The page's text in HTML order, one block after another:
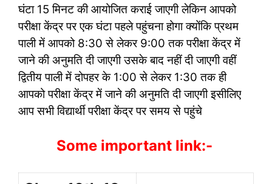
घंटा 15 मिनट की आयोजित कराई जाएगी लेकिन आपको
परीक्षा केंद्र पर एक घंटा पहले पहुंचना होगा क्योंकि प्रथम
पाली में आपको 8:30 से लेकर 9:00 तक परीक्षा केंद्र में
जाने की अनुमति दी जाएगी उसके बाद नहीं दी जाएगी वहीं
द्वितीय पाली में दोपहर के 1:00 से लेकर 1:30 तक ही
आपको परीक्षा केंद्र में जाने की अनुमति दी जाएगी इसीलिए
आप सभी विद्यार्थी परीक्षा केंद्र पर समय से पहुंचे
Some important link:-